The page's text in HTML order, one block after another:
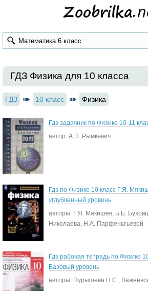
ГДЗ Физика для 10 класса
ГДЗ 10 класс Физика
Гдз задачник по Физике 10-11
автор: А.П. Рымкевич
Гдз по Физике 10 класс Г.Я.
углубленный уровень
авторы: Г.Я. Мякишев, Б.Б.
Николаева, Н.А. Парфеньтьевой
Гдз рабочая тетрадь по Физике
Базовый уровень
авторы: Пурышева Н.С.,